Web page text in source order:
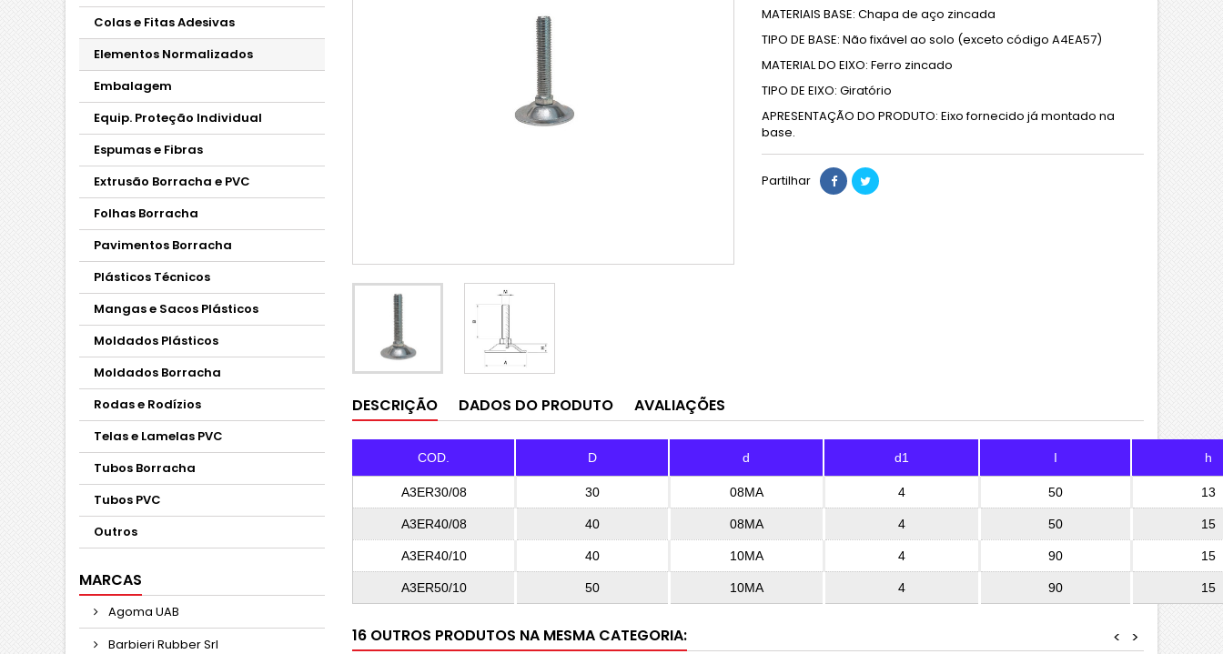
Colas e Fitas Adesivas
Elementos Normalizados
Embalagem
Equip. Proteção Individual
Espumas e Fibras
Extrusão Borracha e PVC
Folhas Borracha
Pavimentos Borracha
Plásticos Técnicos
Mangas e Sacos Plásticos
Moldados Plásticos
Moldados Borracha
Rodas e Rodízios
Telas e Lamelas PVC
Tubos Borracha
Tubos PVC
Outros
MARCAS
Agoma UAB
Barbieri Rubber Srl
MATERIAIS BASE: Chapa de aço zincada
TIPO DE BASE: Não fixável ao solo (exceto código A4EA57)
MATERIAL DO EIXO: Ferro zincado
TIPO DE EIXO: Giratório
APRESENTAÇÃO DO PRODUTO: Eixo fornecido já montado na
base.
Partilhar
DESCRIÇÃO DADOS DO PRODUTO AVALIAÇÕES
COD. D d d1 I h
A3ER30/08 30 08MA 4 50 13
A3ER40/08 40 08MA 4 50 15
A3ER40/10 40 10MA 4 90 15
A3ER50/10 50 10MA 4 90 15
16 OUTROS PRODUTOS NA MESMA CATEGORIA: >
<